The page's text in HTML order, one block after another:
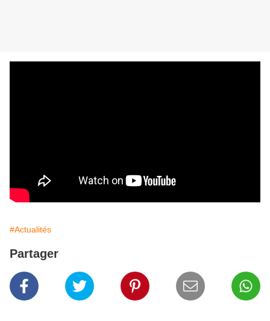
#Actualités
Partager